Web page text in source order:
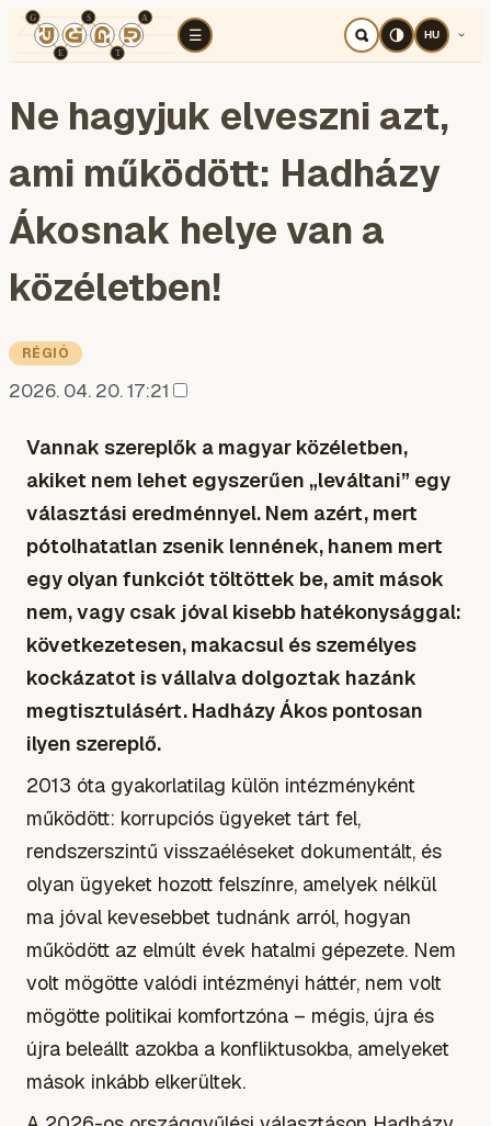
☰
TÉR KOGNITÍV HÁBORÚ
HU
Ne hagyjuk elveszni azt,
ami működött: Hadházy
Ákosnak helye van a
közéletben!
RÉGIÓ
2026. 04. 20. 17:21
Vannak szereplők a magyar közéletben,
akiket nem lehet egyszerűen „leváltani” egy
választási eredménnyel. Nem azért, mert
pótolhatatlan zsenik lennének, hanem mert
egy olyan funkciót töltöttek be, amit mások
nem, vagy csak jóval kisebb hatékonysággal:
következetesen, makacsul és személyes
kockázatot is vállalva dolgoztak hazánk
megtisztulásért. Hadházy Ákos pontosan
ilyen szereplő.
2013 óta gyakorlatilag külön intézményként
működött: korrupciós ügyeket tárt fel,
rendszerszintű visszaéléseket dokumentált, és
olyan ügyeket hozott felszínre, amelyek nélkül
ma jóval kevesebbet tudnánk arról, hogyan
működött az elmúlt évek hatalmi gépezete. Nem
volt mögötte valódi intézményi háttér, nem volt
mögötte politikai komfortzóna – mégis, újra és
újra beleállt azokba a konfliktusokba, amelyeket
mások inkább elkerültek.